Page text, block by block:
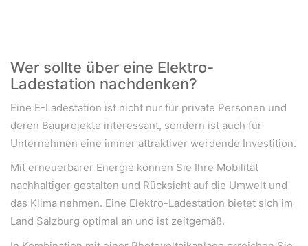
Wer sollte über eine Elektro-
Ladestation nachdenken?
Eine E-Ladestation ist nicht nur für private Personen und
deren Bauprojekte interessant, sondern ist auch für
Unternehmen eine immer attraktiver werdende Investition.
Mit erneuerbarer Energie können Sie Ihre Mobilität
nachhaltiger gestalten und Rücksicht auf die Umwelt und
das Klima nehmen. Eine Elektro-Ladestation bietet sich im
Land Salzburg optimal an und ist zeitgemäß.